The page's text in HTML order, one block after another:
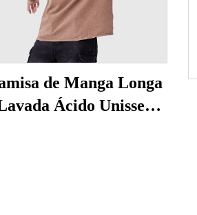
de Manga Longa
Ácido Unissex